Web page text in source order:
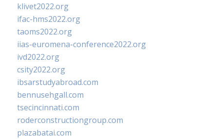
klivet2022.org
ifac-hms2022.org
taoms2022.org
iias-euromena-conference2022.org
ivd2022.org
csity2022.org
ibsarstudyabroad.com
bennusehgall.com
tsecincinnati.com
roderconstructiongroup.com
plazabatai.com